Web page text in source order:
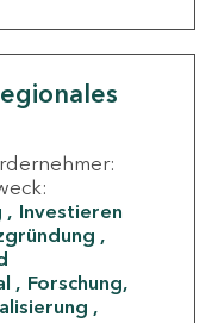
Investieren
Forschung,